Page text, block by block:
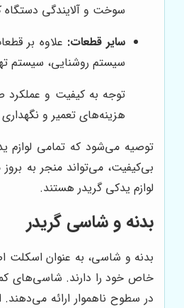
سوخت و آلایندگی
سایر قطعات: علاوه بر
سیستم روشنایی، سیستم
توجه به کیفیت و عملکرد
هزینه‌های تعمیر و
توصیه می‌شود که تمامی لوازم
لوازم یدکی گریدر هستند.
بدنه و شاسی گریدر
بدنه و شاسی، به عنوان اسکلت
خاص خود را دارند. شاسی‌های
در سطوح ناهموار ارائه